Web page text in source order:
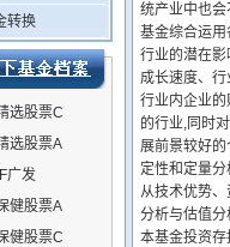
转换
选股票C
选股票A
广发
健股票A
健股票C
统产业中也
基金综合运
行业的潜在
成长速度、行
行业内企业
的行业,同时
展前景较好
定性和定量
从技术优势
分析与估值
本基金投资